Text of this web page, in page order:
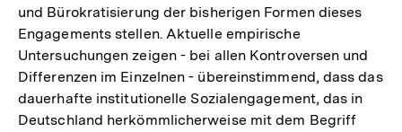
und Bürokratisierung der bisherigen Formen dieses
Engagements stellen. Aktuelle empirische
Untersuchungen zeigen - bei allen Kontroversen und
Differenzen im Einzelnen - übereinstimmend, dass das
dauerhafte institutionelle Sozialengagement, das in
Deutschland herkömmlicherweise mit dem Begriff